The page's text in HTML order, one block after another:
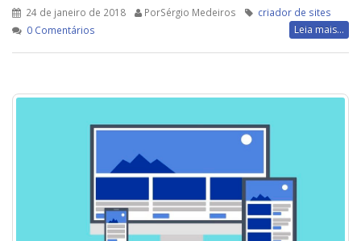
24 de janeiro de 2018 PorSérgio Medeiros
criador de sites
0 Comentários
Leia mais...